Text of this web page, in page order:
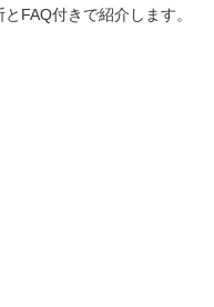
FAQ付きで紹介します。